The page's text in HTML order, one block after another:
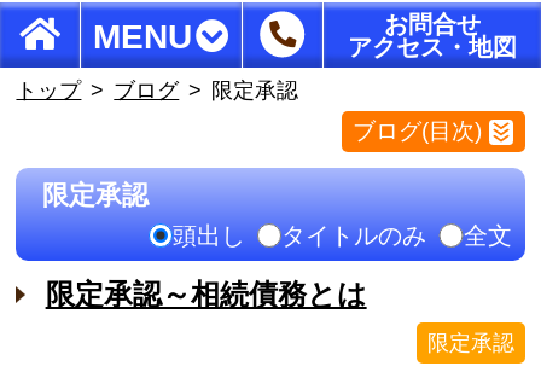
MENU
お問合せ
アクセス・地図
トップ ブログ 限定承認
ブログ(目次)
限定承認
頭出し タイトルのみ 全文
限定承認～相続債務とは
限定承認